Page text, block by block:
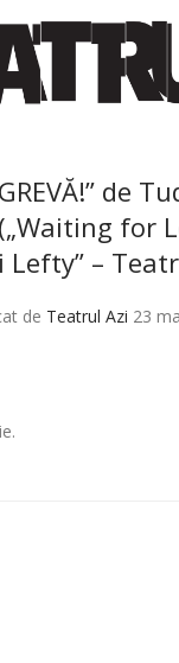
de
for
–
de Teatrul Azi 23